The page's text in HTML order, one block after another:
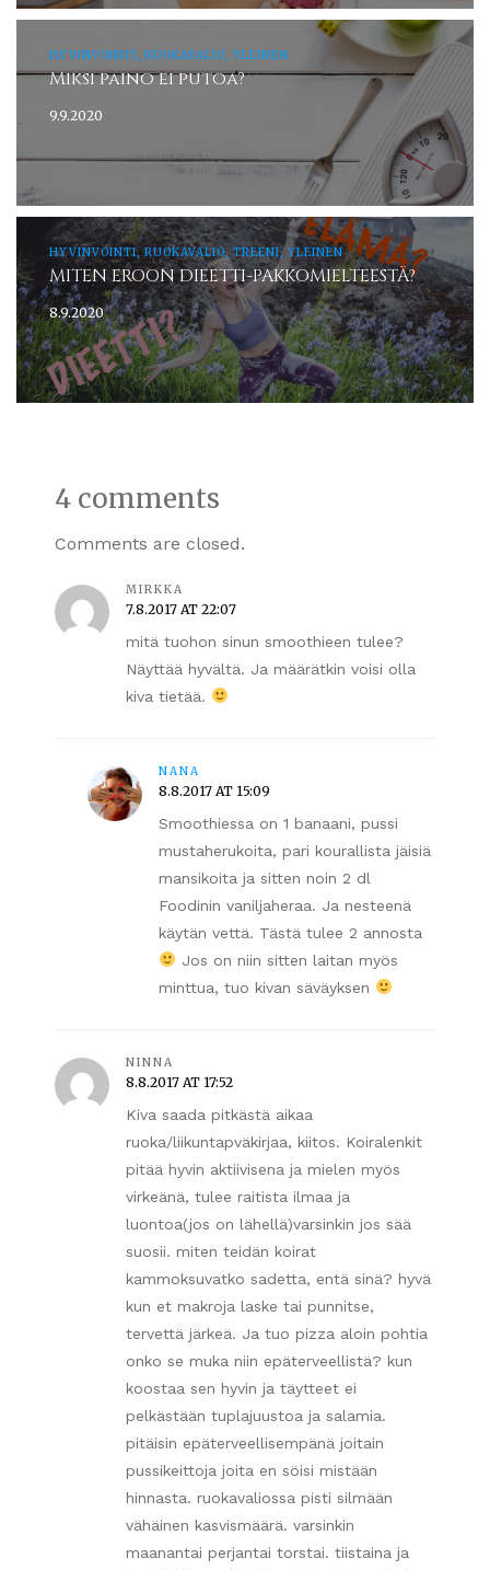
HYVINVOINTI, RUOKAVALIO, YLEINEN
Miksi paino ei putoa?
9.9.2020
HYVINVOINTI, RUOKAVALIO, TREENI, YLEINEN
MITEN EROON DIEETTI-PAKKOMIELTEESTÄ?
8.9.2020
4 comments
Comments are closed.
MIRKKA
7.8.2017 AT 22:07
mitä tuohon sinun smoothieen tulee?
Näyttää hyvältä. Ja määrätkin voisi olla
kiva tietää.
NANA
8.8.2017 AT 15:09
Smoothiessa on 1 banaani, pussi
mustaherukoita, pari kourallista jäisiä
mansikoita ja sitten noin 2 dl
Foodinin vaniljaheraa. Ja nesteenä
käytän vettä. Tästä tulee 2 annosta
Jos on niin sitten laitan myös
minttua, tuo kivan säväyksen
NINNA
8.8.2017 AT 17:52
Kiva saada pitkästä aikaa
ruoka/liikuntapväkirjaa, kiitos. Koiralenkit
pitää hyvin aktiivisena ja mielen myös
virkeänä, tulee raitista ilmaa ja
luontoa(jos on lähellä)varsinkin jos sää
suosii. miten teidän koirat
kammoksuvatko sadetta, entä sinä? hyvä
kun et makroja laske tai punnitse,
tervettä järkeä. Ja tuo pizza aloin pohtia
onko se muka niin epäterveellistä? kun
koostaa sen hyvin ja täytteet ei
pelkästään tuplajuustoa ja salamia.
pitäisin epäterveellisempänä joitain
pussikeittoja joita en söisi mistään
hinnasta. ruokavaliossa pisti silmään
vähäinen kasvismäärä. varsinkin
maanantai perjantai torstai. tiistaina ja